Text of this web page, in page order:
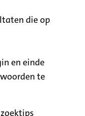
die op
en einde
te